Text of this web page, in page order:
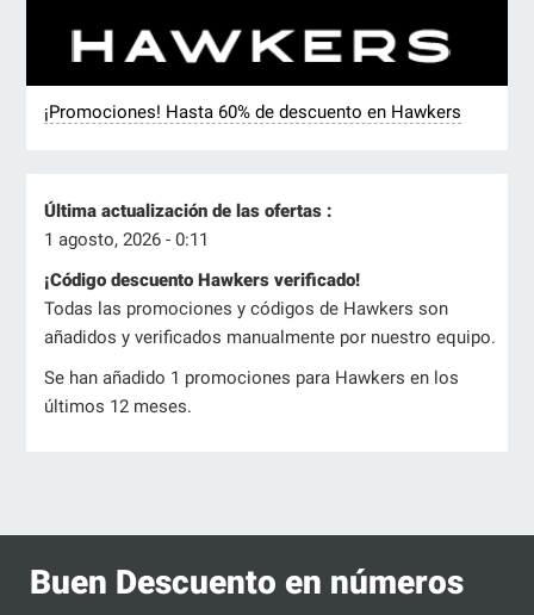
¡Promociones! Hasta 60% de descuento en Hawkers
Última actualización de las ofertas :
1 agosto, 2026 - 0:11
¡Código descuento Hawkers verificado!
Todas las promociones y códigos de Hawkers son
añadidos y verificados manualmente por nuestro equipo.
Se han añadido 1 promociones para Hawkers en los
últimos 12 meses.
Buen Descuento en números